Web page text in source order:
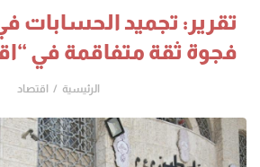
تقرير: تجميد
فجوة ثقة متفاقمة في
الرئيسية اقتصاد